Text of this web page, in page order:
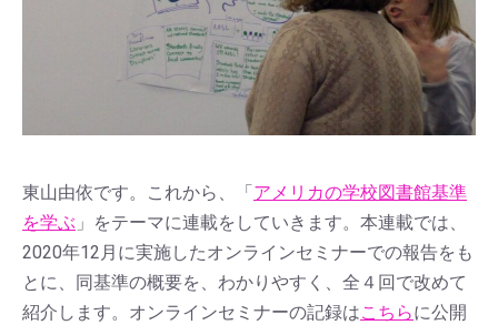
東山由依です。これから、「 アメリカの学校図書館基準
を学ぶ 」をテーマに連載をしていきます。本連載では、
2020年12月に実施したオンラインセミナーでの報告をも
とに、同基準の概要を、わかりやすく、全４回で改めて
紹介します。オンラインセミナーの記録はこちらに公開